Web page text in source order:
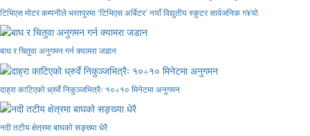
टिभिएस मोटर कम्पनीले भरतपुरमा ‘टिभिएस अर्बिटर’ नयाँ विद्युतीय स्कुटर सार्वजनिक ग¥यो
बाघ र चितुवा अनुगमन गर्न क्यामरा जडान
दाह्रा काटिएको ध्रुर्वे निकुञ्जभित्रैः १०÷१० मिनेटमा अनुगमन
नदी तटीय क्षेत्रमा बाघको सङ्ख्या धेरै